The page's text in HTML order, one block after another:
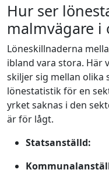
Hur ser
malmvägare i
Löneskillnaderna
ibland vara stora. Här
skiljer sig mellan olika
lönestatistik för en
yrket saknas i den
är för lågt.
Statsanställd: